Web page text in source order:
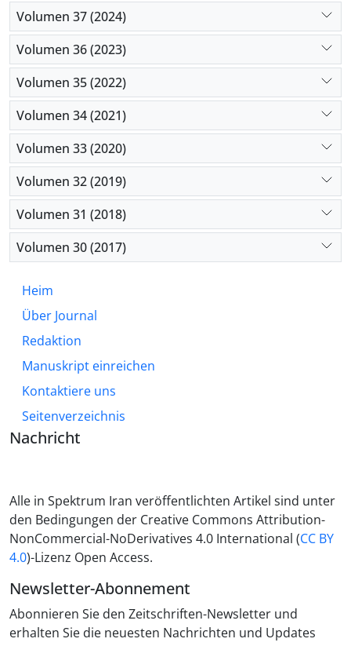
Volumen 37 (2024)
Volumen 36 (2023)
Volumen 35 (2022)
Volumen 34 (2021)
Volumen 33 (2020)
Volumen 32 (2019)
Volumen 31 (2018)
Volumen 30 (2017)
Heim
Über Journal
Redaktion
Manuskript einreichen
Kontaktiere uns
Seitenverzeichnis
Nachricht
Alle in Spektrum Iran veröffentlichten Artikel sind unter
den Bedingungen der Creative Commons Attribution-
NonCommercial-NoDerivatives 4.0 International (CC BY
4.0)-Lizenz Open Access.
Newsletter-Abonnement
Abonnieren Sie den Zeitschriften-Newsletter und
erhalten Sie die neuesten Nachrichten und Updates